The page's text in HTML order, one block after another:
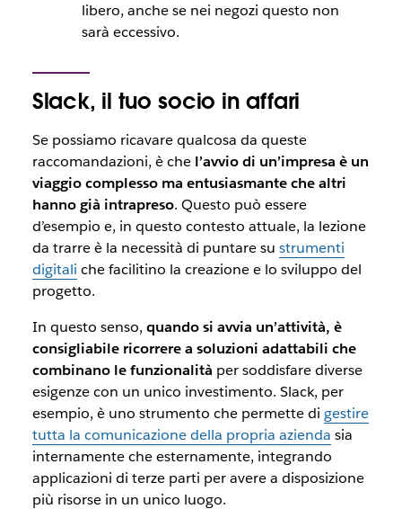
libero, anche se nei negozi questo non
sarà eccessivo.
Slack, il tuo socio in affari
Se possiamo ricavare qualcosa da queste
raccomandazioni, è che l’avvio di un’impresa è un
viaggio complesso ma entusiasmante che altri
hanno già intrapreso. Questo può essere
d’esempio e, in questo contesto attuale, la lezione
da trarre è la necessità di puntare su strumenti
digitali che facilitino la creazione e lo sviluppo del
progetto.
In questo senso, quando si avvia un’attività, è
consigliabile ricorrere a soluzioni adattabili che
combinano le funzionalità per soddisfare diverse
esigenze con un unico investimento. Slack, per
esempio, è uno strumento che permette di gestire
tutta la comunicazione della propria azienda sia
internamente che esternamente, integrando
applicazioni di terze parti per avere a disposizione
più risorse in un unico luogo.